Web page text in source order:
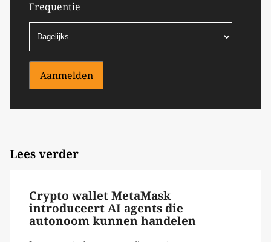
Frequentie
Aanmelden
Lees verder
Crypto wallet MetaMask
introduceert AI agents die
autonoom kunnen handelen